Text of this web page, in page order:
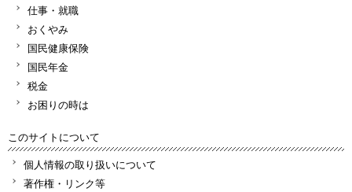
仕事・就職
おくやみ
国民健康保険
国民年金
税金
お困りの時は
このサイトについて
個人情報の取り扱いについて
著作権・リンク等